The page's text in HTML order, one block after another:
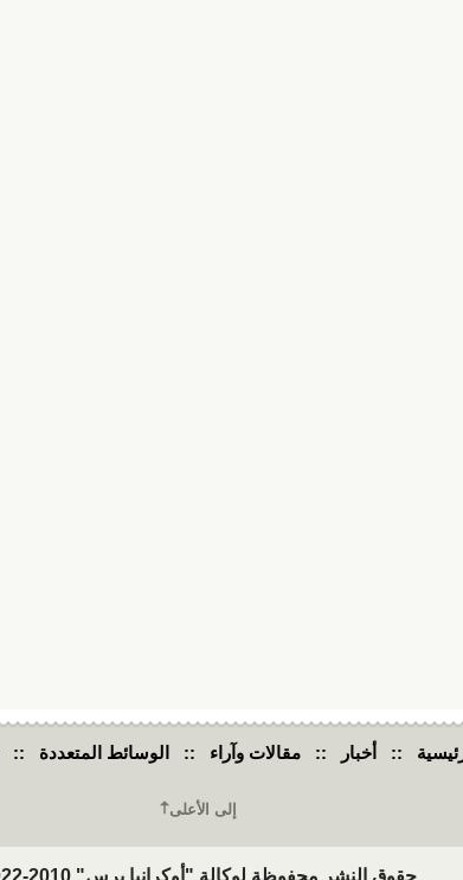
:: أخبار :: مقالات وآراء :: الوسائط المتعددة ::
إلى الأعلى
حقوق النشر محفوظة لوكالة "أوكرانيا برس" 2010-2022